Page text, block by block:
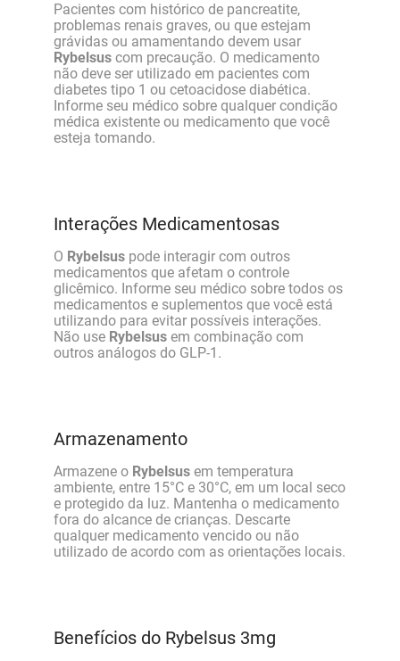
Pacientes com histórico de pancreatite,
problemas renais graves, ou que estejam
grávidas ou amamentando devem usar
Rybelsus com precaução. O medicamento
não deve ser utilizado em pacientes com
diabetes tipo 1 ou cetoacidose diabética.
Informe seu médico sobre qualquer condição
médica existente ou medicamento que você
esteja tomando.
Interações Medicamentosas
O Rybelsus pode interagir com outros
medicamentos que afetam o controle
glicêmico. Informe seu médico sobre todos os
medicamentos e suplementos que você está
utilizando para evitar possíveis interações.
Não use Rybelsus em combinação com
outros análogos do GLP-1.
Armazenamento
Armazene o Rybelsus em temperatura
ambiente, entre 15°C e 30°C, em um local seco
e protegido da luz. Mantenha o medicamento
fora do alcance de crianças. Descarte
qualquer medicamento vencido ou não
utilizado de acordo com as orientações locais.
Benefícios do Rybelsus 3mg